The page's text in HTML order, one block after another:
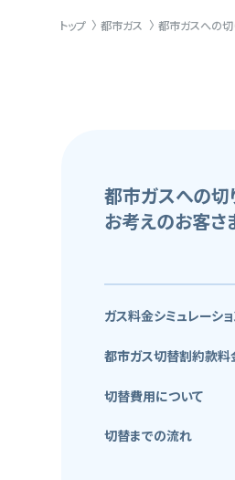
トップ 都市ガス 都市ガスへの
都市ガスへの切
お考えのお客さ
ガス料金シミュレーシ
都市ガス切替割約款料
切替費用について
切替までの流れ